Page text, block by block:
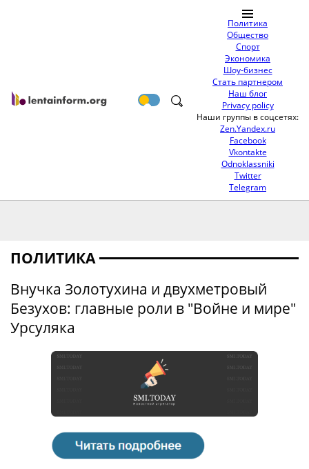
Политика
Общество
Спорт
Экономика
Шоу-бизнес
Стать партнером
Наш блог
Privacy policy
Наши группы в соцсетях:
Zen.Yandex.ru
Facebook
Vkontakte
Odnoklassniki
Twitter
Telegram
ПОЛИТИКА
Внучка Золотухина и двухметровый
Безухов: главные роли в "Войне и мире"
Урсуляка